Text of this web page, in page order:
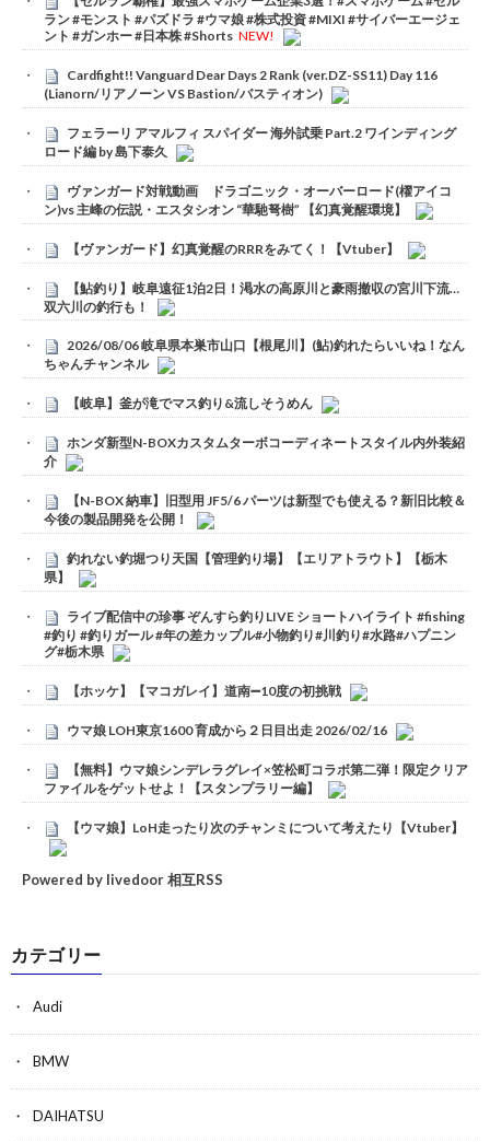
ラン #モンスト #パズドラ #ウマ娘 #株式投資 #MIXI #サイバーエージェ
ント #ガンホー #日本株 #Shorts NEW!
Cardfight!! Vanguard Dear Days 2 Rank (ver.DZ-SS11) Day 116
(Lianorn/リアノーン VS Bastion/バスティオン)
フェラーリ アマルフィ スパイダー 海外試乗 Part.2 ワインディング
ロード編 by 島下泰久
ヴァンガード対戦動画 ドラゴニック・オーバーロード(櫂アイコ
ン)vs 主峰の伝説・エスタシオン “華馳弩樹” 【幻真覚醒環境】
【ヴァンガード】幻真覚醒のRRRをみてく！【Vtuber】
【鮎釣り】岐阜遠征1泊2日！渇水の高原川と豪雨撤収の宮川下流…
双六川の釣行も！
2026/08/06 岐阜県本巣市山口【根尾川】(鮎)釣れたらいいね！なん
ちゃんチャンネル
【岐阜】釜が滝でマス釣り&流しそうめん
ホンダ新型N-BOXカスタムターボコーディネートスタイル内外装紹
介
【N-BOX 納車】旧型用 JF5/6 パーツは新型でも使える？新旧比較＆
今後の製品開発を公開！
釣れない釣堀つり天国【管理釣り場】【エリアトラウト】【栃木
県】
ライブ配信中の珍事 ぞんすら釣りLIVE ショートハイライト #fishing
#釣り #釣りガール #年の差カップル#小物釣り#川釣り#水路#ハプニン
グ#栃木県
【ホッケ】【マコガレイ】道南➖10度の初挑戦
ウマ娘 LOH東京1600 育成から２日目出走 2026/02/16
【無料】ウマ娘シンデレラグレイ×笠松町コラボ第二弾！限定クリア
ファイルをゲットせよ！【スタンプラリー編】
【ウマ娘】LoH走ったり次のチャンミについて考えたり【Vtuber】
Powered by livedoor 相互RSS
カテゴリー
Audi
BMW
DAIHATSU